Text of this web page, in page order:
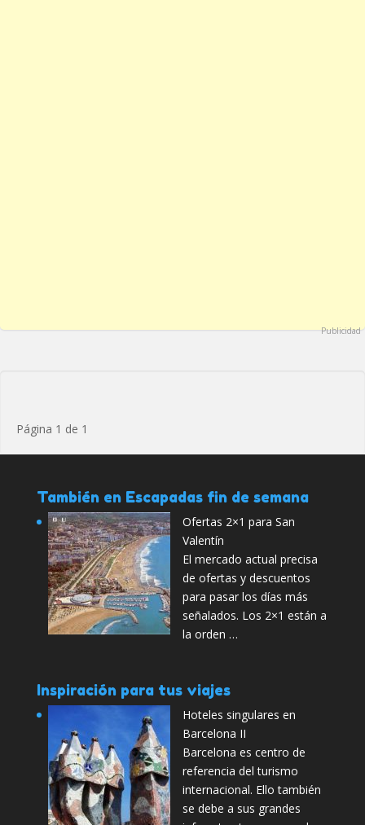
Publicidad
Página 1 de 1
También en Escapadas fin de semana
Ofertas 2×1 para San
Valentín
El mercado actual precisa
de ofertas y descuentos
para pasar los días más
señalados. Los 2×1 están a
la orden …
Inspiración para tus viajes
Hoteles singulares en
Barcelona II
Barcelona es centro de
referencia del turismo
internacional. Ello también
se debe a sus grandes